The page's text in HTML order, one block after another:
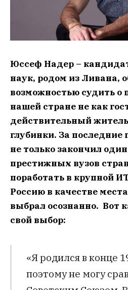
Юссеф Надер –
наук, родом из Ливана,
возможностью судить о
нашей стране не как
действительный
глубинки. За
не только закончил
престижных вузов
поработать в крупной
Россию в качестве
выбрал осознанно. Вот
свой выбор:
«Я родился в конце
поэтому не могу